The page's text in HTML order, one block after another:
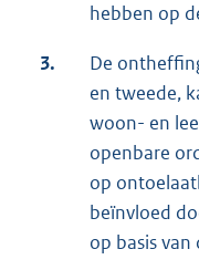
hebben op
3.
De
en tweede,
woon- en
openbare
op
beïnvloed
op basis